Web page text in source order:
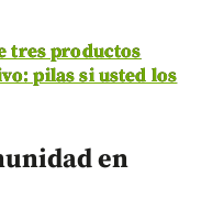
tres productos
pilas si usted los
en